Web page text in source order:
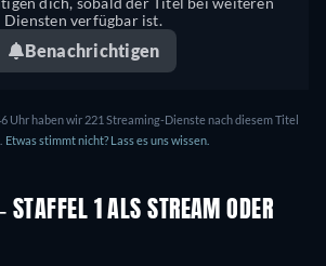
Diensten verfügbar ist.
Benachrichtigen
Uhr haben wir 221 Streaming-Dienste nach diesem Titel
Etwas stimmt nicht? Lass es uns wissen.
STAFFEL 1 ALS STREAM ODER